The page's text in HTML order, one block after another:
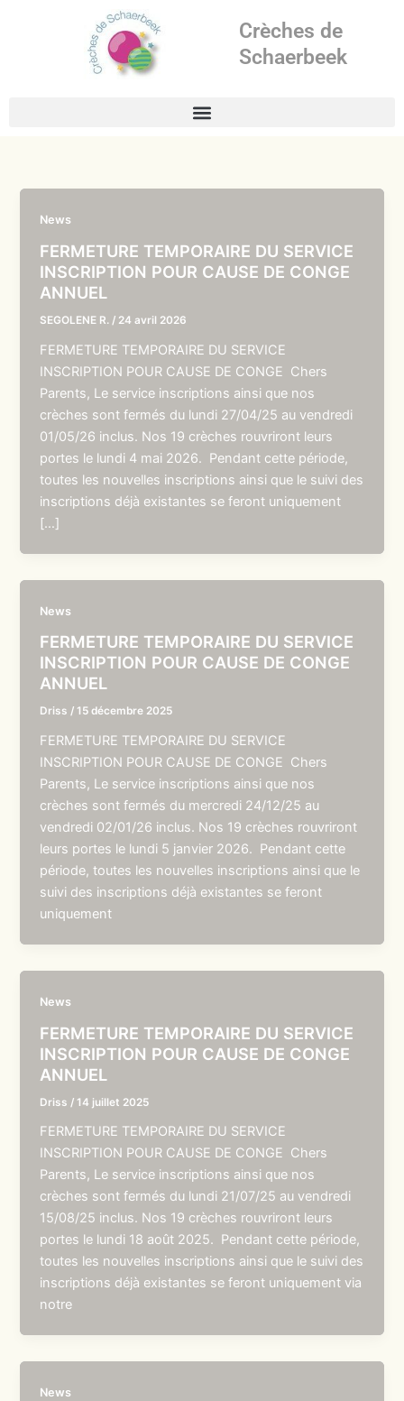
Crèches de
Schaerbeek
News
FERMETURE TEMPORAIRE DU SERVICE
INSCRIPTION POUR CAUSE DE CONGE
ANNUEL
SEGOLENE R. / 24 avril 2026
FERMETURE TEMPORAIRE DU SERVICE
INSCRIPTION POUR CAUSE DE CONGE Chers
Parents, Le service inscriptions ainsi que nos
crèches sont fermés du lundi 27/04/25 au vendredi
01/05/26 inclus. Nos 19 crèches rouvriront leurs
portes le lundi 4 mai 2026. Pendant cette période,
toutes les nouvelles inscriptions ainsi que le suivi des
inscriptions déjà existantes se feront uniquement
[…]
News
FERMETURE TEMPORAIRE DU SERVICE
INSCRIPTION POUR CAUSE DE CONGE
ANNUEL
Driss /15 décembre 2025
FERMETURE TEMPORAIRE DU SERVICE
INSCRIPTION POUR CAUSE DE CONGE Chers
Parents, Le service inscriptions ainsi que nos
crèches sont fermés du mercredi 24/12/25 au
vendredi 02/01/26 inclus. Nos 19 crèches rouvriront
leurs portes le lundi 5 janvier 2026. Pendant cette
période, toutes les nouvelles inscriptions ainsi que le
suivi des inscriptions déjà existantes se feront
uniquement
News
FERMETURE TEMPORAIRE DU SERVICE
INSCRIPTION POUR CAUSE DE CONGE
ANNUEL
Driss /14 juillet 2025
FERMETURE TEMPORAIRE DU SERVICE
INSCRIPTION POUR CAUSE DE CONGE Chers
Parents, Le service inscriptions ainsi que nos
crèches sont fermés du lundi 21/07/25 au vendredi
15/08/25 inclus. Nos 19 crèches rouvriront leurs
portes le lundi 18 août 2025. Pendant cette période,
toutes les nouvelles inscriptions ainsi que le suivi des
inscriptions déjà existantes se feront uniquement via
notre
News